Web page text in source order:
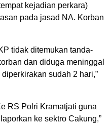
kejadian perkara)
pada jasad NA. Korban
tidak ditemukan tanda-
dan diduga meninggal
sudah 2 hari,”
RS Polri Kramatjati guna
ke sektro Cakung,”